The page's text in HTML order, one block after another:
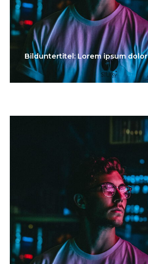
Bilduntertitel: Lorem ipsum dolor